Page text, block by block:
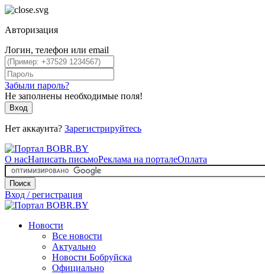
Авторизация
Логин, телефон или email
Забыли пароль?
Не заполнены необходимые поля!
Вход
Нет аккаунта? Зарегистрируйтесь
О насНаписать письмоРеклама на порталеОплата
Поиск
Вход / регистрация
Новости
Все новости
Актуально
Новости Бобруйска
Официально